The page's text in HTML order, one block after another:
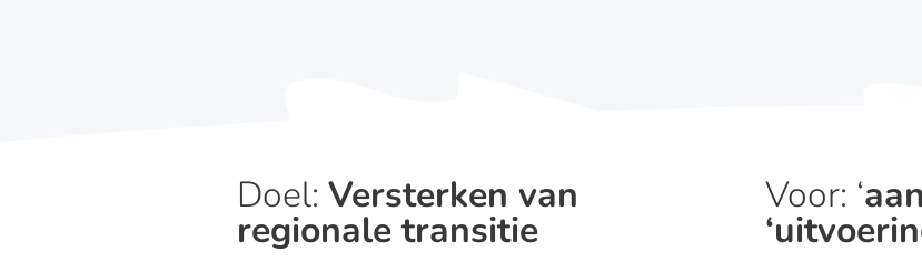
Doel: Versterken van
regionale transitie
Voor: ‘